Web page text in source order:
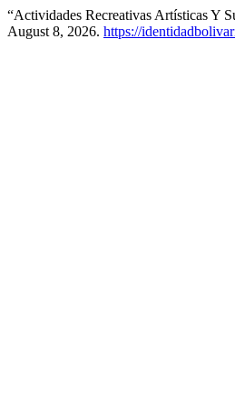
“Actividades Recreativas Artísticas Y
August 8, 2026. https://